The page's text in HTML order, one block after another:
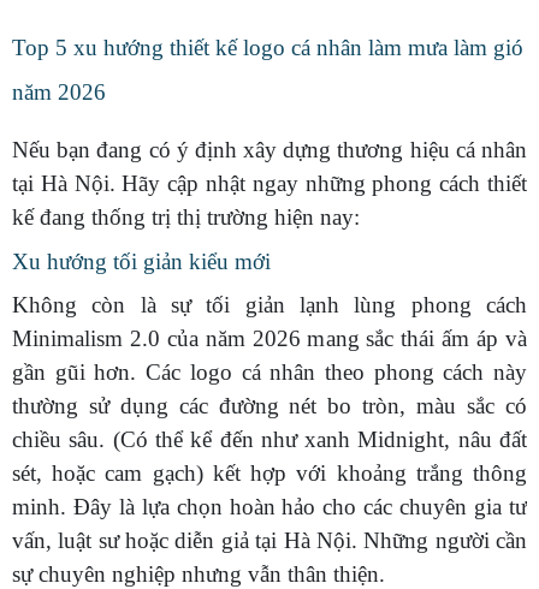
Top 5 xu hướng thiết kế logo cá nhân làm mưa làm gió
năm 2026
Nếu bạn đang có ý định xây dựng thương hiệu cá nhân
tại Hà Nội. Hãy cập nhật ngay những phong cách thiết
kế đang thống trị thị trường hiện nay:
Xu hướng tối giản kiểu mới
Không còn là sự tối giản lạnh lùng phong cách
Minimalism 2.0 của năm 2026 mang sắc thái ấm áp và
gần gũi hơn. Các logo cá nhân theo phong cách này
thường sử dụng các đường nét bo tròn, màu sắc có
chiều sâu. (Có thể kể đến như xanh Midnight, nâu đất
sét, hoặc cam gạch) kết hợp với khoảng trắng thông
minh. Đây là lựa chọn hoàn hảo cho các chuyên gia tư
vấn, luật sư hoặc diễn giả tại Hà Nội. Những người cần
sự chuyên nghiệp nhưng vẫn thân thiện.